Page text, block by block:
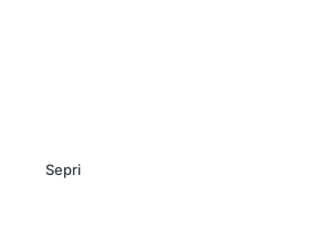
Sepri